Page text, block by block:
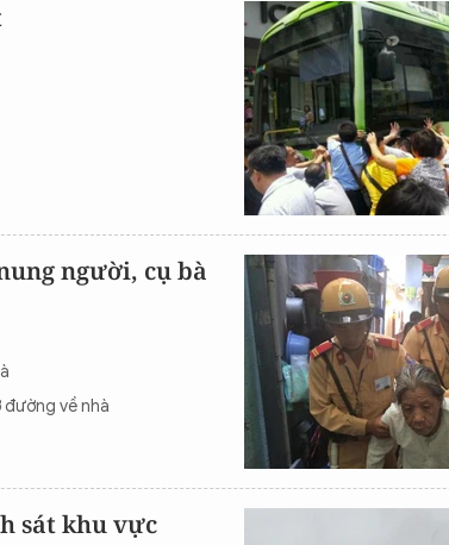
người, cụ bà
về nhà
sát khu vực